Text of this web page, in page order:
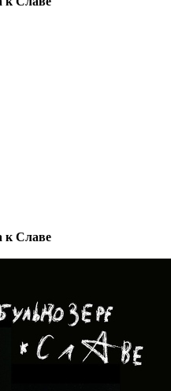
к Славе